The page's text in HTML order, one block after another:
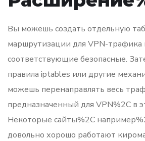
Вы можешь создать отдельную
маршрутизации для VPN-трафика
соответствующие безопасные.
правила iptables или другие
можешь перенаправлять весь
предназначенный для VPN%2C в
Некоторые сайты%2C
довольно хорошо работают